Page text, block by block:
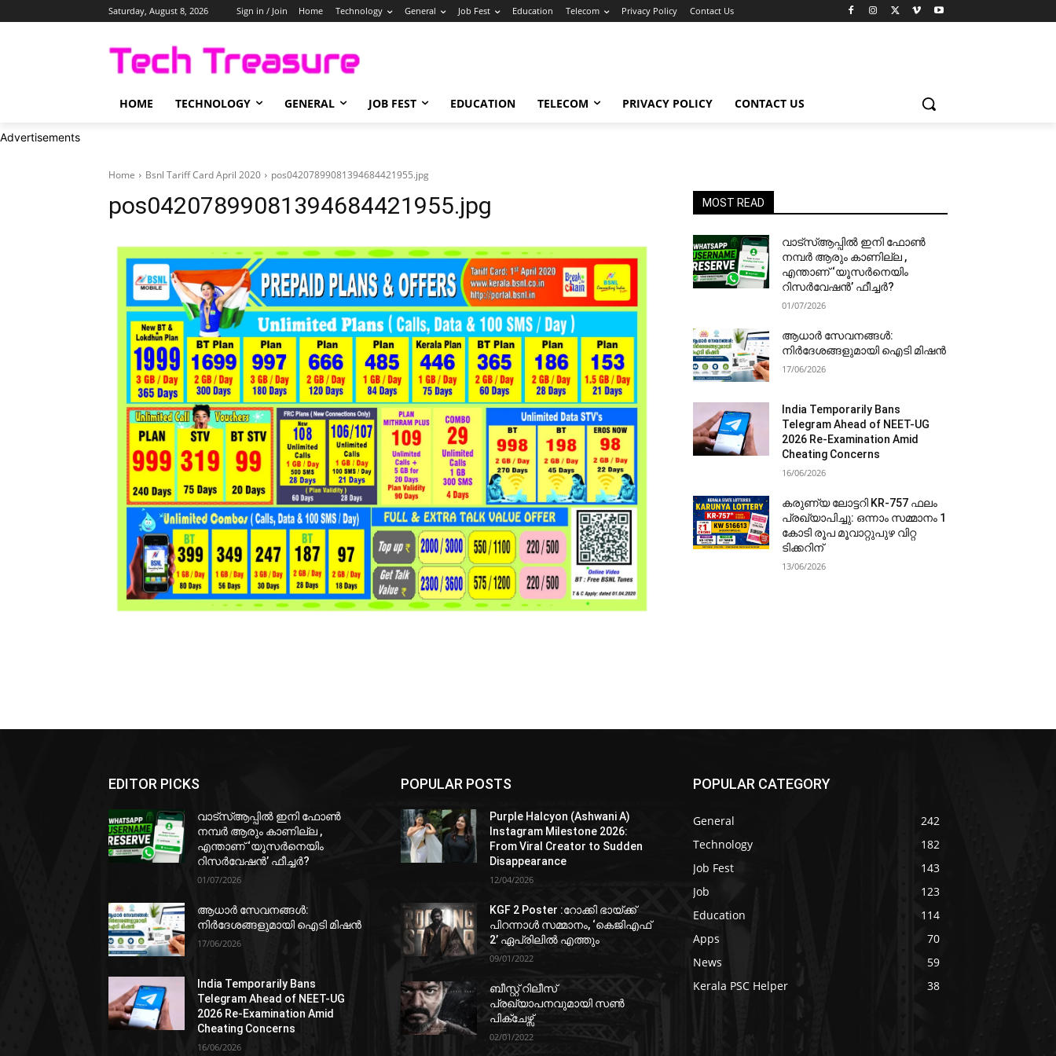
Saturday, August 8, 2026 Sign in / Join Home Technology General Job Fest Education Telecom Privacy Policy Contact Us
HOME TECHNOLOGY GENERAL JOB FEST EDUCATION TELECOM PRIVACY POLICY CONTACT US
Advertisements
Home Bsnl Tariff Card April 2020 pos04207899081394684421955.jpg
pos04207899081394684421955.jpg MOST READ
വാട്‌സ്ആപ്പിൽ ഇനി ഫോൺ
നമ്പർ ആരും കാണില്ല ,
എന്താണ് ‘യൂസർനെയിം
റിസർവേഷൻ’ ഫീച്ചർ?
01/07/2026
ആധാർ സേവനങ്ങൾ:
നിർദേശങ്ങളുമായി ഐടി മിഷൻ
17/06/2026
India Temporarily Bans
Telegram Ahead of NEET-UG
2026 Re-Examination Amid
Cheating Concerns
16/06/2026
കരുണ്യ ലോട്ടറി KR-757 ഫലം
പ്രഖ്യാപിച്ചു: ഒന്നാം സമ്മാനം 1
കോടി രൂപ മൂവാറ്റുപുഴ വിറ്റ
ടിക്കറിന്
13/06/2026
EDITOR PICKS
വാട്‌സ്ആപ്പിൽ ഇനി ഫോൺ
നമ്പർ ആരും കാണില്ല ,
എന്താണ് ‘യൂസർനെയിം
റിസർവേഷൻ’ ഫീച്ചർ?
01/07/2026
ആധാർ സേവനങ്ങൾ:
നിർദേശങ്ങളുമായി ഐടി മിഷൻ
17/06/2026
India Temporarily Bans
Telegram Ahead of NEET-UG
2026 Re-Examination Amid
Cheating Concerns
16/06/2026
POPULAR POSTS
Purple Halcyon (Ashwani A)
Instagram Milestone 2026:
From Viral Creator to Sudden
Disappearance
12/04/2026
KGF 2 Poster :റോക്കി ഭായ്ക്ക്
പിറന്നാൾ സമ്മാനം, ‘കെജിഎഫ്
2’ ഏപ്രിലിൽ എത്തും
09/01/2022
ബീസ്റ്റ് റിലീസ്
പ്രഖ്യാപനവുമായി സണ്‍
പിക്ചേഴ്സ്
02/01/2022
POPULAR CATEGORY
General
242
Technology
182
Job Fest
143
Job
123
Education
114
Apps
70
News
59
Kerala PSC Helper
38